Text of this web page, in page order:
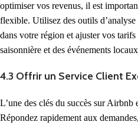
optimiser vos revenus, il est
flexible. Utilisez des outils
dans votre région et ajuster vos
saisonnière et des événements
4.3 Offrir un Service Client
L’une des clés du succès sur Airbnb
Répondez rapidement aux